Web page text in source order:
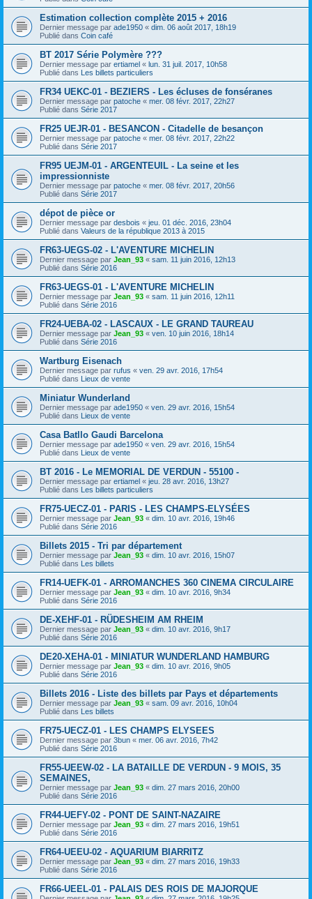
Estimation collection complète 2015 + 2016
Dernier message par ade1950 « dim. 06 août 2017, 18h19
Publié dans Coin café
BT 2017 Série Polymère ???
Dernier message par ertiamel « lun. 31 juil. 2017, 10h58
Publié dans Les billets particuliers
FR34 UEKC-01 - BEZIERS - Les écluses de fonséranes
Dernier message par patoche « mer. 08 févr. 2017, 22h27
Publié dans Série 2017
FR25 UEJR-01 - BESANCON - Citadelle de besançon
Dernier message par patoche « mer. 08 févr. 2017, 22h22
Publié dans Série 2017
FR95 UEJM-01 - ARGENTEUIL - La seine et les
impressionniste
Dernier message par patoche « mer. 08 févr. 2017, 20h56
Publié dans Série 2017
dépot de pièce or
Dernier message par desbois « jeu. 01 déc. 2016, 23h04
Publié dans Valeurs de la république 2013 à 2015
FR63-UEGS-02 - L'AVENTURE MICHELIN
Dernier message par Jean_93 « sam. 11 juin 2016, 12h13
Publié dans Série 2016
FR63-UEGS-01 - L'AVENTURE MICHELIN
Dernier message par Jean_93 « sam. 11 juin 2016, 12h11
Publié dans Série 2016
FR24-UEBA-02 - LASCAUX - LE GRAND TAUREAU
Dernier message par Jean_93 « ven. 10 juin 2016, 18h14
Publié dans Série 2016
Wartburg Eisenach
Dernier message par rufus « ven. 29 avr. 2016, 17h54
Publié dans Lieux de vente
Miniatur Wunderland
Dernier message par ade1950 « ven. 29 avr. 2016, 15h54
Publié dans Lieux de vente
Casa Batllo Gaudi Barcelona
Dernier message par ade1950 « ven. 29 avr. 2016, 15h54
Publié dans Lieux de vente
BT 2016 - Le MEMORIAL DE VERDUN - 55100 -
Dernier message par ertiamel « jeu. 28 avr. 2016, 13h27
Publié dans Les billets particuliers
FR75-UECZ-01 - PARIS - LES CHAMPS-ELYSÉES
Dernier message par Jean_93 « dim. 10 avr. 2016, 19h46
Publié dans Série 2016
Billets 2015 - Tri par département
Dernier message par Jean_93 « dim. 10 avr. 2016, 15h07
Publié dans Les billets
FR14-UEFK-01 - ARROMANCHES 360 CINEMA CIRCULAIRE
Dernier message par Jean_93 « dim. 10 avr. 2016, 9h34
Publié dans Série 2016
DE-XEHF-01 - RÜDESHEIM AM RHEIM
Dernier message par Jean_93 « dim. 10 avr. 2016, 9h17
Publié dans Série 2016
DE20-XEHA-01 - MINIATUR WUNDERLAND HAMBURG
Dernier message par Jean_93 « dim. 10 avr. 2016, 9h05
Publié dans Série 2016
Billets 2016 - Liste des billets par Pays et départements
Dernier message par Jean_93 « sam. 09 avr. 2016, 10h04
Publié dans Les billets
FR75-UECZ-01 - LES CHAMPS ELYSEES
Dernier message par 3bun « mer. 06 avr. 2016, 7h42
Publié dans Série 2016
FR55-UEEW-02 - LA BATAILLE DE VERDUN - 9 MOIS, 35
SEMAINES,
Dernier message par Jean_93 « dim. 27 mars 2016, 20h00
Publié dans Série 2016
FR44-UEFY-02 - PONT DE SAINT-NAZAIRE
Dernier message par Jean_93 « dim. 27 mars 2016, 19h51
Publié dans Série 2016
FR64-UEEU-02 - AQUARIUM BIARRITZ
Dernier message par Jean_93 « dim. 27 mars 2016, 19h33
Publié dans Série 2016
FR66-UEEL-01 - PALAIS DES ROIS DE MAJORQUE